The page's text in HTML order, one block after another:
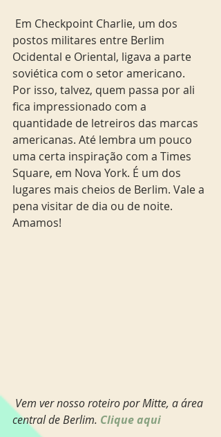
postos militares entre Berlim
Ocidental e Oriental, ligava a parte
soviética com o setor americano.
Por isso, talvez, quem passa por ali
fica impressionado com a
quantidade de letreiros das marcas
americanas. Até lembra um pouco
uma certa inspiração com a Times
Square, em Nova York. É um dos
lugares mais cheios de Berlim. Vale a
pena visitar de dia ou de noite.
Amamos!
Vem ver nosso roteiro por Mitte, a área
central de Berlim. Clique aqui